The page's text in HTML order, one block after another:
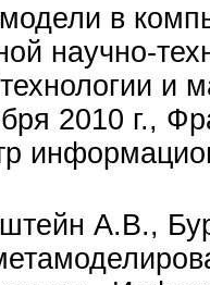
в
научно-
и
2010 г.,
А.В.,